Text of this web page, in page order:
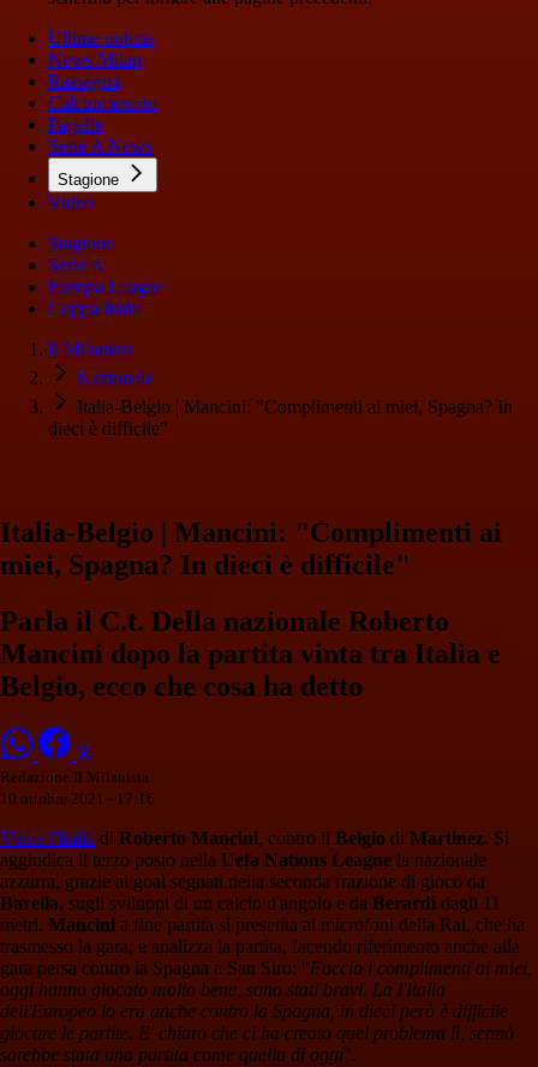
Ultime notizie
News Milan
Rassegna
Calciomercato
Pagelle
Serie A News
Stagione
Video
Stagione
Serie A
Europa League
Coppa Italia
Il Milanista
Nazionale
Italia-Belgio | Mancini: "Complimenti ai miei, Spagna? In
dieci è difficile"
Italia-Belgio | Mancini: "Complimenti ai
miei, Spagna? In dieci è difficile"
Parla il C.t. Della nazionale Roberto
Mancini dopo la partita vinta tra Italia e
Belgio, ecco che cosa ha detto
Redazione Il Milanista
10 ottobre 2021 - 17:16
Vince l'Italia di Roberto Mancini, contro il Belgio di Martinez. Si
aggiudica il terzo posto nella Uefa Nations League la nazionale
azzurra, grazie ai goal segnati nella seconda frazione di gioco da
Barella, sugli sviluppi di un calcio d'angolo e da Berardi dagli 11
metri. Mancini a fine partita si presenta ai microfoni della Rai, che ha
trasmesso la gara, e analizza la partita, facendo riferimento anche alla
gara persa contro la Spagna a San Siro: "Faccio i complimenti ai miei,
oggi hanno giocato molto bene, sono stati bravi. La l'Italia
dell'Europeo lo era anche contro la Spagna, in dieci però è difficile
giocare le partite. E' chiaro che ci ha creato quel problema lì, sennò
sarebbe stata una partita come quella di oggi".